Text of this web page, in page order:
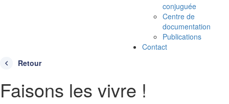
conjuguée
Centre de
documentation
Publications
Contact
Retour
Faisons les vivre !